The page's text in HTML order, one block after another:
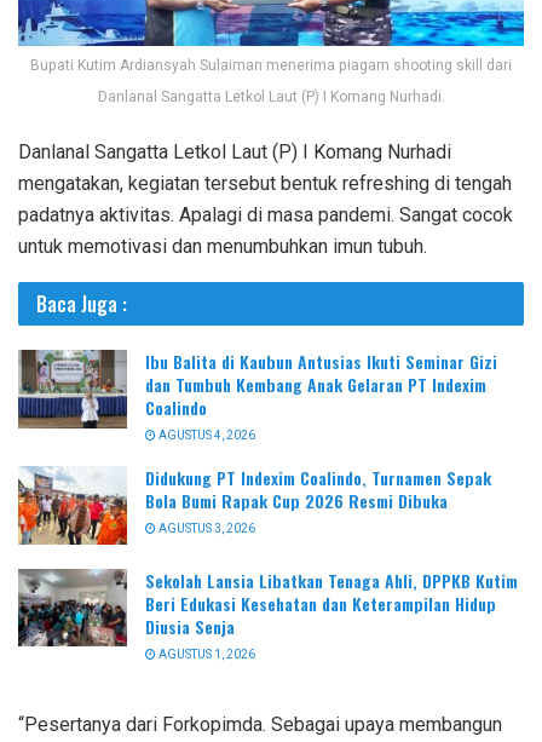
Bupati Kutim Ardiansyah Sulaiman menerima piagam shooting skill dari
Danlanal Sangatta Letkol Laut (P) I Komang Nurhadi.
Danlanal Sangatta Letkol Laut (P) I Komang Nurhadi
mengatakan, kegiatan tersebut bentuk refreshing di tengah
padatnya aktivitas. Apalagi di masa pandemi. Sangat cocok
untuk memotivasi dan menumbuhkan imun tubuh.
Baca Juga :
Ibu Balita di Kaubun Antusias Ikuti Seminar Gizi
dan Tumbuh Kembang Anak Gelaran PT Indexim
Coalindo
AGUSTUS 4, 2026
Didukung PT Indexim Coalindo, Turnamen Sepak
Bola Bumi Rapak Cup 2026 Resmi Dibuka
AGUSTUS 3, 2026
Sekolah Lansia Libatkan Tenaga Ahli, DPPKB Kutim
Beri Edukasi Kesehatan dan Keterampilan Hidup
Diusia Senja
AGUSTUS 1, 2026
“Pesertanya dari Forkopimda. Sebagai upaya membangun